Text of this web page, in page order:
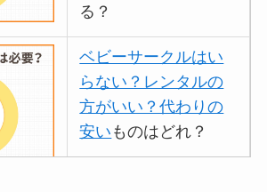
る？
ベビーサークルはい
らない？レンタルの
方がいい？代わりの
安い ものはどれ？